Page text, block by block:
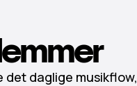
det daglige musikflow,